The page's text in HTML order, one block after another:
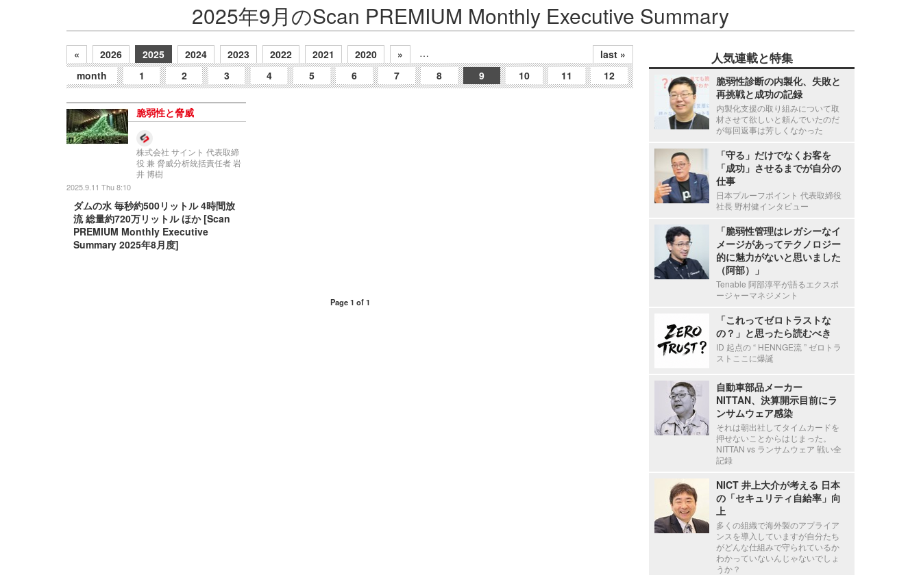
2025年9月のScan PREMIUM Monthly Executive Summary
« 2026 2025 2024 2023 2022 2021 2020 » …
last »
month
1 2 3 4 5 6 7 8 9 10 11 12
脆弱性と脅威
株式会社 サイント 代表取締
役 兼 脅威分析統括責任者 岩
井 博樹
2025.9.11 Thu 8:10
ダムの水 毎秒約500リットル 4時間放
流 総量約720万リットル ほか [Scan
PREMIUM Monthly Executive
Summary 2025年8月度]
Page 1 of 1
人気連載と特集
脆弱性診断の内製化、失敗と
再挑戦と成功の記録
内製化支援の取り組みについて取
材させて欲しいと頼んでいたのだ
が毎回返事は芳しくなかった
「守る」だけでなくお客を
「成功」させるまでが自分の
仕事
日本プルーフポイント 代表取締役
社長 野村健インタビュー
「脆弱性管理はレガシーなイ
メージがあってテクノロジー
的に魅力がないと思いました
（阿部）」
Tenable 阿部淳平が語るエクスポ
ージャーマネジメント
「これってゼロトラストな
の？」と思ったら読むべき
ID 起点の “ HENNGE流 ” ゼロトラ
ストここに爆誕
自動車部品メーカー
NITTAN、決算開示目前にラ
ンサムウェア感染
それは朝出社してタイムカードを
押せないことからはじまった。
NITTAN vs ランサムウェア 戦い全
記録
NICT 井上大介が考える 日本
の「セキュリティ自給率」向
上
多くの組織で海外製のアプライア
ンスを導入していますが自分たち
がどんな仕組みで守られているか
わかっていないんじゃないでしょ
うか？